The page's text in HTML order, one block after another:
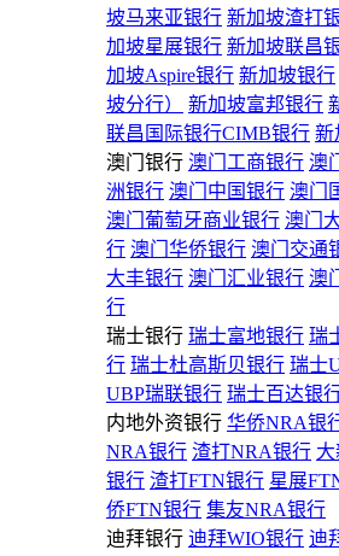
坡马来亚银行 新加坡渣打
加坡星展银行 新加坡联昌
加坡Aspire银行 新加坡银行
坡分行）
新加坡富邦银行
联昌国际银行CIMB银行 新
澳门银行 澳门工商银行 澳
洲银行 澳门中国银行 澳门
澳门葡萄牙商业银行 澳门
行 澳门华侨银行 澳门交通
大丰银行 澳门汇业银行 澳
行
瑞士银行 瑞士富地银行 瑞
行 瑞士杜高斯贝银行 瑞士
UBP瑞联银行 瑞士百达银
内地外资银行 华侨NRA银
NRA银行 渣打NRA银行
银行 渣打FTN银行 星展
侨FTN银行 集友NRA银行
迪拜银行 迪拜WIO银行 迪